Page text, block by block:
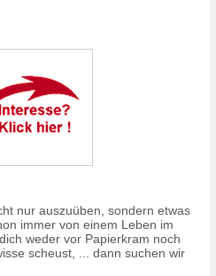
nur auszuüben, sondern etwas
immer von einem Leben im
weder vor Papierkram noch
scheust, ... dann suchen wir